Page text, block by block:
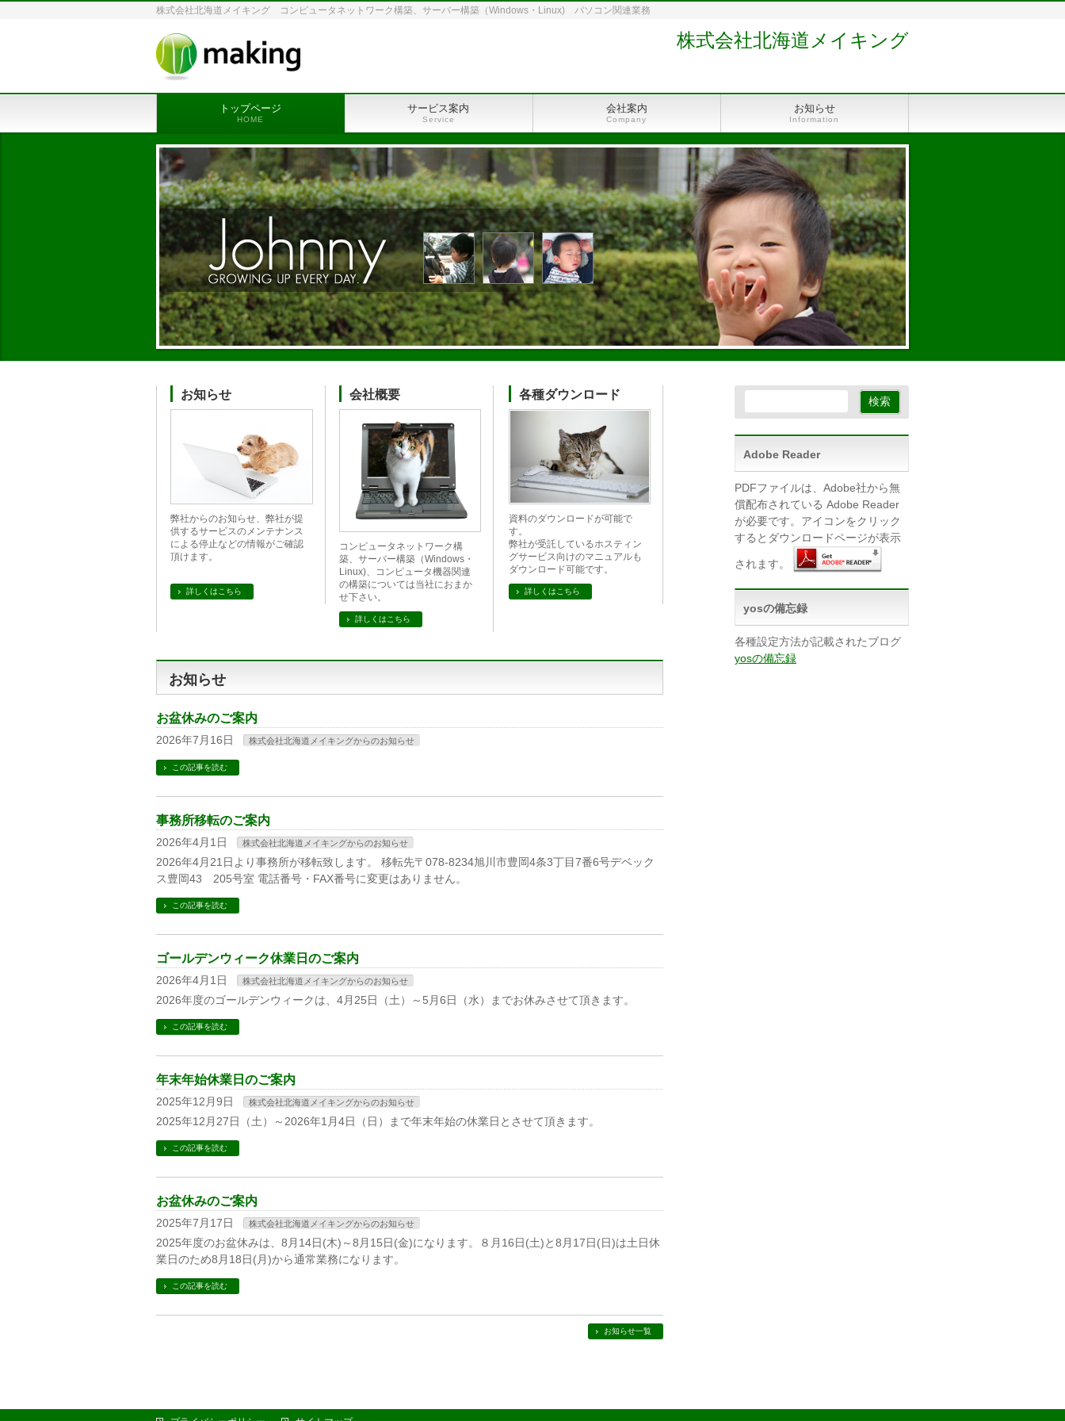
株式会社北海道メイキング コンピュータネットワーク構築、サーバー構築（Windows・Linux) パソコン関連業務
株式会社北海道メイキング
トップページ
HOME
サービス案内
Service
会社案内
Company
お知らせ
Information
お知らせ
弊社からのお知らせ、弊社が提
供するサービスのメンテナンス
による停止などの情報がご確認
頂けます。
詳しくはこちら
会社概要
コンピュータネットワーク構
築、サーバー構築（Windows・
Linux)、コンピュータ機器関連
の構築については当社におまか
せ下さい。
詳しくはこちら
各種ダウンロード
資料のダウンロードが可能で
す。
弊社が受託しているホスティン
グサービス向けのマニュアルも
ダウンロード可能です。
詳しくはこちら
お知らせ
お盆休みのご案内
2026年7月16日 株式会社北海道メイキングからのお知らせ
この記事を読む
事務所移転のご案内
2026年4月1日 株式会社北海道メイキングからのお知らせ
2026年4月21日より事務所が移転致します。 移転先〒078-8234旭川市豊岡4条3丁目7番6号デベック
ス豊岡43 205号室 電話番号・FAX番号に変更はありません。
この記事を読む
ゴールデンウィーク休業日のご案内
2026年4月1日 株式会社北海道メイキングからのお知らせ
2026年度のゴールデンウィークは、4月25日（土）～5月6日（水）までお休みさせて頂きます。
この記事を読む
年末年始休業日のご案内
2025年12月9日 株式会社北海道メイキングからのお知らせ
2025年12月27日（土）～2026年1月4日（日）まで年末年始の休業日とさせて頂きます。
この記事を読む
お盆休みのご案内
2025年7月17日 株式会社北海道メイキングからのお知らせ
2025年度のお盆休みは、8月14日(木)～8月15日(金)になります。８月16日(土)と8月17日(日)は土日休
業日のため8月18日(月)から通常業務になります。
この記事を読む
お知らせ一覧
Adobe Reader
PDFファイルは、Adobe社から無
償配布されている Adobe Reader
が必要です。アイコンをクリック
するとダウンロードページが表示
されます。
yosの備忘録
各種設定方法が記載されたブログ
yosの備忘録